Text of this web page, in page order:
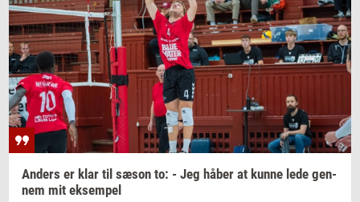
An­ders er klar til sæson to: - Jeg håber at kunne lede gen­
nem mit ek­sem­pel